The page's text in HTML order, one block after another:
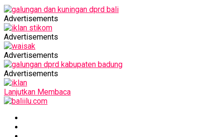
Advertisements
Advertisements
Advertisements
Advertisements
Lanjutkan Membaca